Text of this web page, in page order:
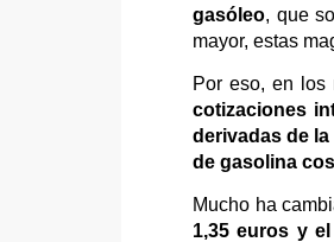
gasóleo, que
mayor, estas
Por eso, en los
cotizaciones
derivadas de
de gasolina
Mucho ha
1,35 euros y